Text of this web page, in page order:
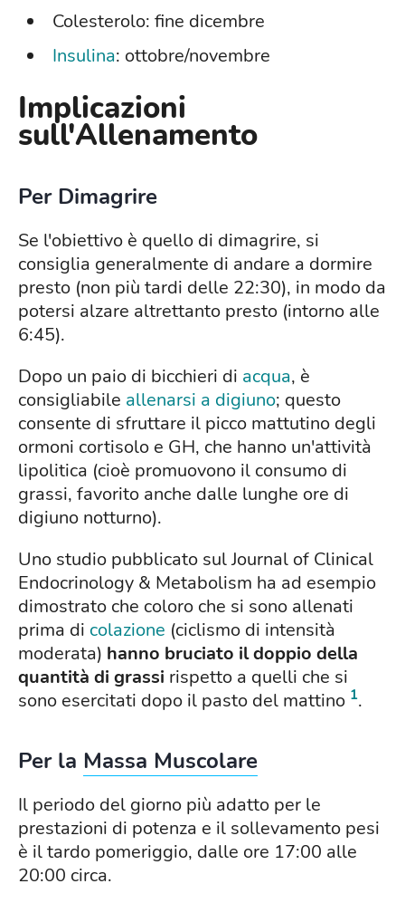
Colesterolo: fine dicembre
Insulina: ottobre/novembre
Implicazioni
sull'Allenamento
Per Dimagrire
Se l'obiettivo è quello di dimagrire, si
consiglia generalmente di andare a dormire
presto (non più tardi delle 22:30), in modo da
potersi alzare altrettanto presto (intorno alle
6:45).
Dopo un paio di bicchieri di acqua, è
consigliabile allenarsi a digiuno; questo
consente di sfruttare il picco mattutino degli
ormoni cortisolo e GH, che hanno un'attività
lipolitica (cioè promuovono il consumo di
grassi, favorito anche dalle lunghe ore di
digiuno notturno).
Uno studio pubblicato sul Journal of Clinical
Endocrinology & Metabolism ha ad esempio
dimostrato che coloro che si sono allenati
prima di colazione (ciclismo di intensità
moderata) hanno bruciato il doppio della
quantità di grassi rispetto a quelli che si
sono esercitati dopo il pasto del mattino 1.
Per la Massa Muscolare
Il periodo del giorno più adatto per le
prestazioni di potenza e il sollevamento pesi
è il tardo pomeriggio, dalle ore 17:00 alle
20:00 circa.